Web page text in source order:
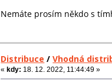
Nemáte prosím někdo s
Distribuce /Vhodná
«kdy: 18. 12. 2022, 11:44:49 »